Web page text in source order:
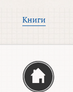
Книги